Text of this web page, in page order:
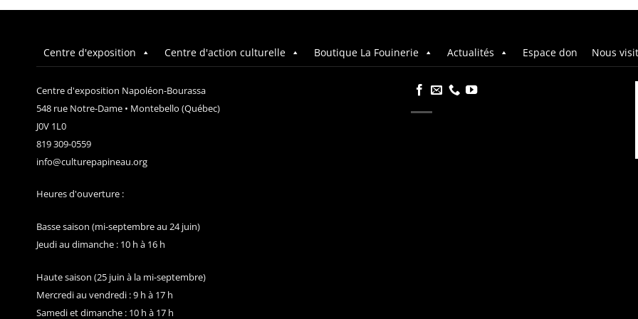
Centre d'exposition Centre d'action culturelle Boutique La Fouinerie Actualités Espace don Nous
Centre d'exposition Napoléon-Bourassa
548 rue Notre-Dame • Montebello (Québec)
J0V 1L0
819 309-0559
info@culturepapineau.org
Heures d'ouverture :
Basse saison (mi-septembre au 24 juin)
Jeudi au dimanche : 10 h à 16 h
Haute saison (25 juin à la mi-septembre)
Mercredi au vendredi : 9 h à 17 h
Samedi et dimanche : 10 h à 17 h